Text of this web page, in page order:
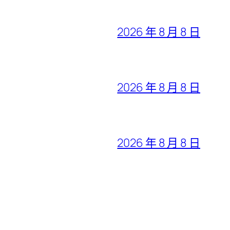
2026 年 8 月 8 日
2026 年 8 月 8 日
2026 年 8 月 8 日